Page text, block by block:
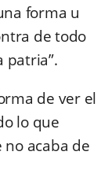
forma u
de todo
patria”.
de ver el
lo que
acaba de